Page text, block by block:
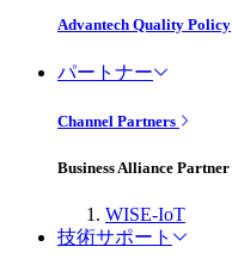
Advantech Quality Policy
パートナー
Channel Partners
Business Alliance Partner
WISE-IoT
技術サポート